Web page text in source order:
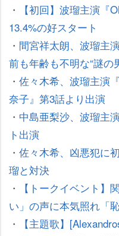
・
【初回】波瑠主演『
13.4%の好スタート
・ 間宮祥太朗、波瑠主
前も年齢も不明な“謎の
・ 佐々木希、波瑠主演
奈子』第3話より出演
・ 中島亜梨沙、波瑠主
ト出演
・ 佐々木希、凶悪犯に
瑠と対決
・
【トークイベント】
い」の声に本気照れ「
・
【主題歌】